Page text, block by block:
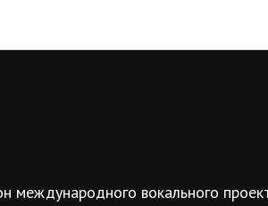
международного вокального